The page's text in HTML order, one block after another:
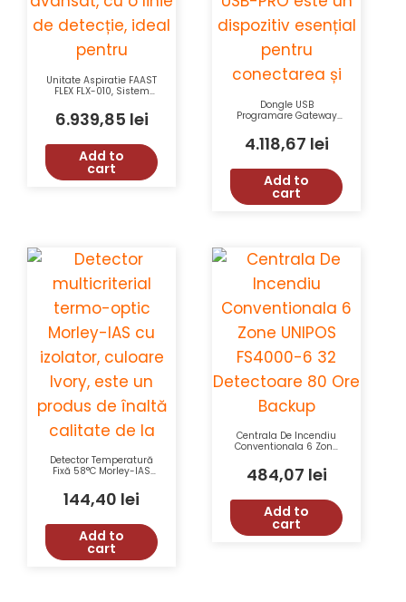
Unitate Aspiratie FAAST
FLEX FLX-010, Sistem
Detectie, Honeywell
6.939,85 lei
Add to
cart
Dongle USB
Programare Gateway
Wireless Morley-IAS
Honeywell MI-RF-USB-
PRO cu Comunicare
de 400m
4.118,67 lei
Add to
cart
Detector Temperatură
Fixă 58°C Morley-IAS
AP, Izolator, Culoare
Ivory, EN54-17, EN54-5
144,40 lei
Add to
cart
Centrala De Incendiu
Conventionala 6 Zone
Detectoare 80 Ore
Backup
484,07 lei
Add to
cart